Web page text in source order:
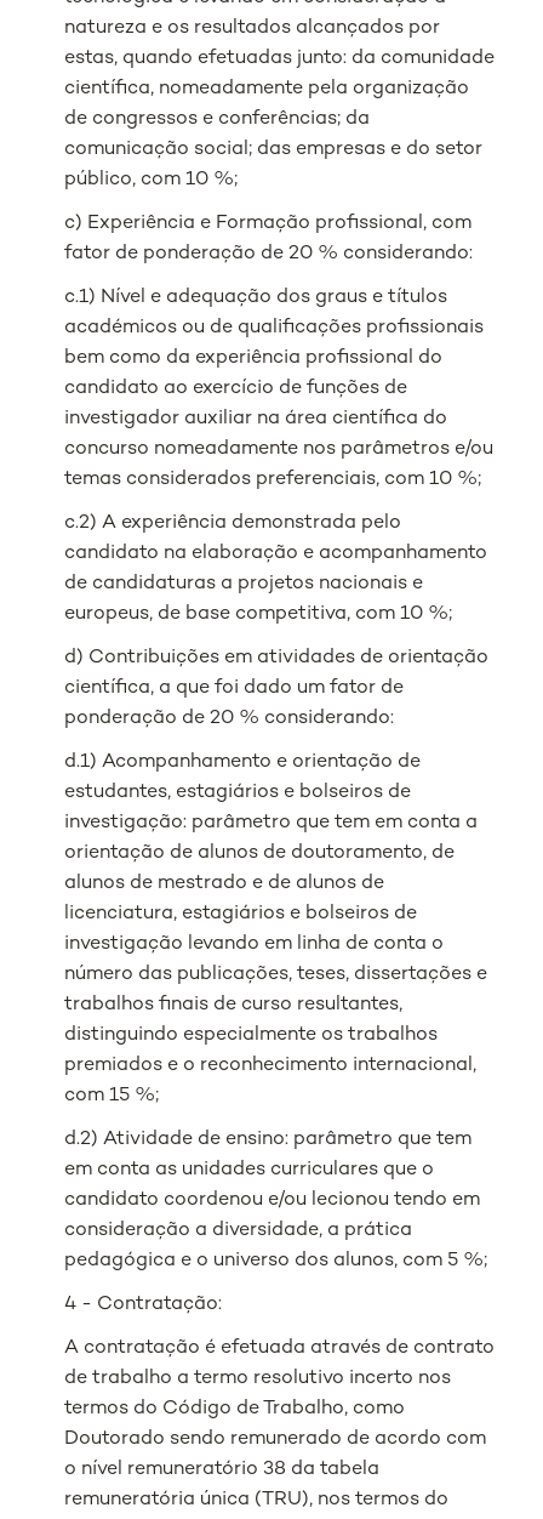
natureza e os resultados alcançados por
estas, quando efetuadas junto: da comunidade
científica, nomeadamente pela organização
de congressos e conferências; da
comunicação social; das empresas e do setor
público, com 10 %;
c) Experiência e Formação profissional, com
fator de ponderação de 20 % considerando:
c.1) Nível e adequação dos graus e títulos
académicos ou de qualificações profissionais
bem como da experiência profissional do
candidato ao exercício de funções de
investigador auxiliar na área científica do
concurso nomeadamente nos parâmetros e/ou
temas considerados preferenciais, com 10 %;
c.2) A experiência demonstrada pelo
candidato na elaboração e acompanhamento
de candidaturas a projetos nacionais e
europeus, de base competitiva, com 10 %;
d) Contribuições em atividades de orientação
científica, a que foi dado um fator de
ponderação de 20 % considerando:
d.1) Acompanhamento e orientação de
estudantes, estagiários e bolseiros de
investigação: parâmetro que tem em conta a
orientação de alunos de doutoramento, de
alunos de mestrado e de alunos de
licenciatura, estagiários e bolseiros de
investigação levando em linha de conta o
número das publicações, teses, dissertações e
trabalhos finais de curso resultantes,
distinguindo especialmente os trabalhos
premiados e o reconhecimento internacional,
com 15 %;
d.2) Atividade de ensino: parâmetro que tem
em conta as unidades curriculares que o
candidato coordenou e/ou lecionou tendo em
consideração a diversidade, a prática
pedagógica e o universo dos alunos, com 5 %;
4 - Contratação:
A contratação é efetuada através de contrato
de trabalho a termo resolutivo incerto nos
termos do Código de Trabalho, como
Doutorado sendo remunerado de acordo com
o nível remuneratório 38 da tabela
remuneratória única (TRU), nos termos do